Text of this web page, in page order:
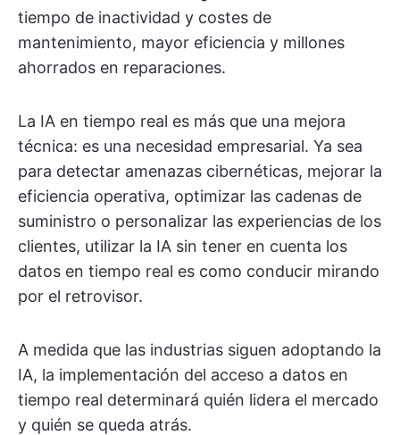
tiempo de inactividad y costes de
mantenimiento, mayor eficiencia y millones
ahorrados en reparaciones.
La IA en tiempo real es más que una mejora
técnica: es una necesidad empresarial. Ya sea
para detectar amenazas cibernéticas, mejorar la
eficiencia operativa, optimizar las cadenas de
suministro o personalizar las experiencias de los
clientes, utilizar la IA sin tener en cuenta los
datos en tiempo real es como conducir mirando
por el retrovisor.
A medida que las industrias siguen adoptando la
IA, la implementación del acceso a datos en
tiempo real determinará quién lidera el mercado
y quién se queda atrás.